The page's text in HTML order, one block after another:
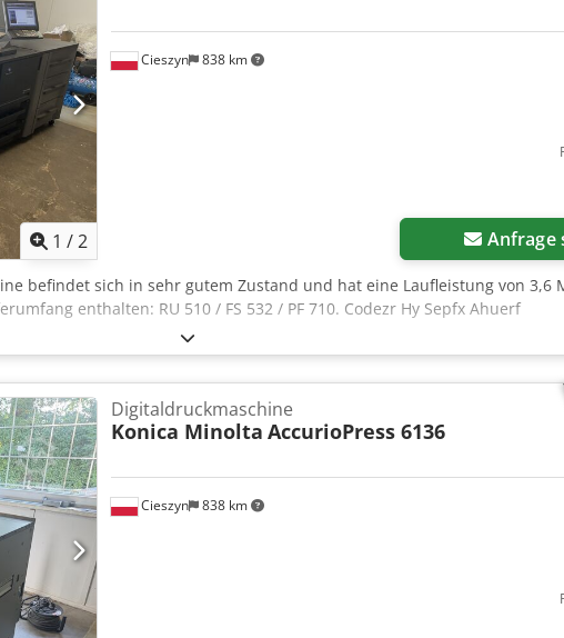
1 /2
Cieszyn 838 km
Anfrage
befindet sich in sehr gutem Zustand und hat eine Laufleistung von 3,6
enthalten: RU 510 / FS 532 / PF 710. Codezr Hy Sepfx Ahuerf
Cieszyn 838 km
Digitaldruckmaschine
Konica Minolta AccurioPress 6136